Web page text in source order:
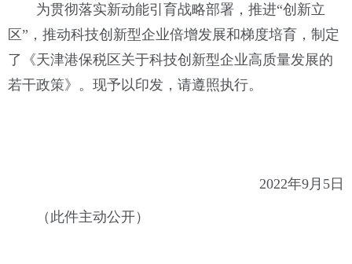
为贯彻落实新动能引育战略部署，推进“创新立
区”，推动科技创新型企业倍增发展和梯度培育，制定
了《天津港保税区关于科技创新型企业高质量发展的
若干政策》。现予以印发，请遵照执行。
2022年9月5日
（此件主动公开）